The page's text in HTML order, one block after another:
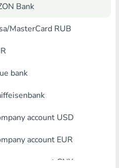
Bank
MasterCard RUB
bank
account USD
account EUR
account CNY